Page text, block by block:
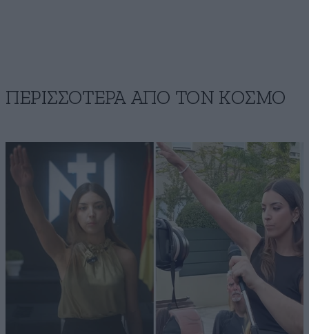
ΠΕΡΙΣΣΟΤΕΡΑ ΑΠΟ ΤΟΝ ΚΟΣΜΟ